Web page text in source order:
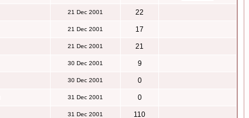
21 Dec 2001 22
21 Dec 2001 17
21 Dec 2001 21
30 Dec 2001 9
30 Dec 2001 0
31 Dec 2001 0
31 Dec 2001 110